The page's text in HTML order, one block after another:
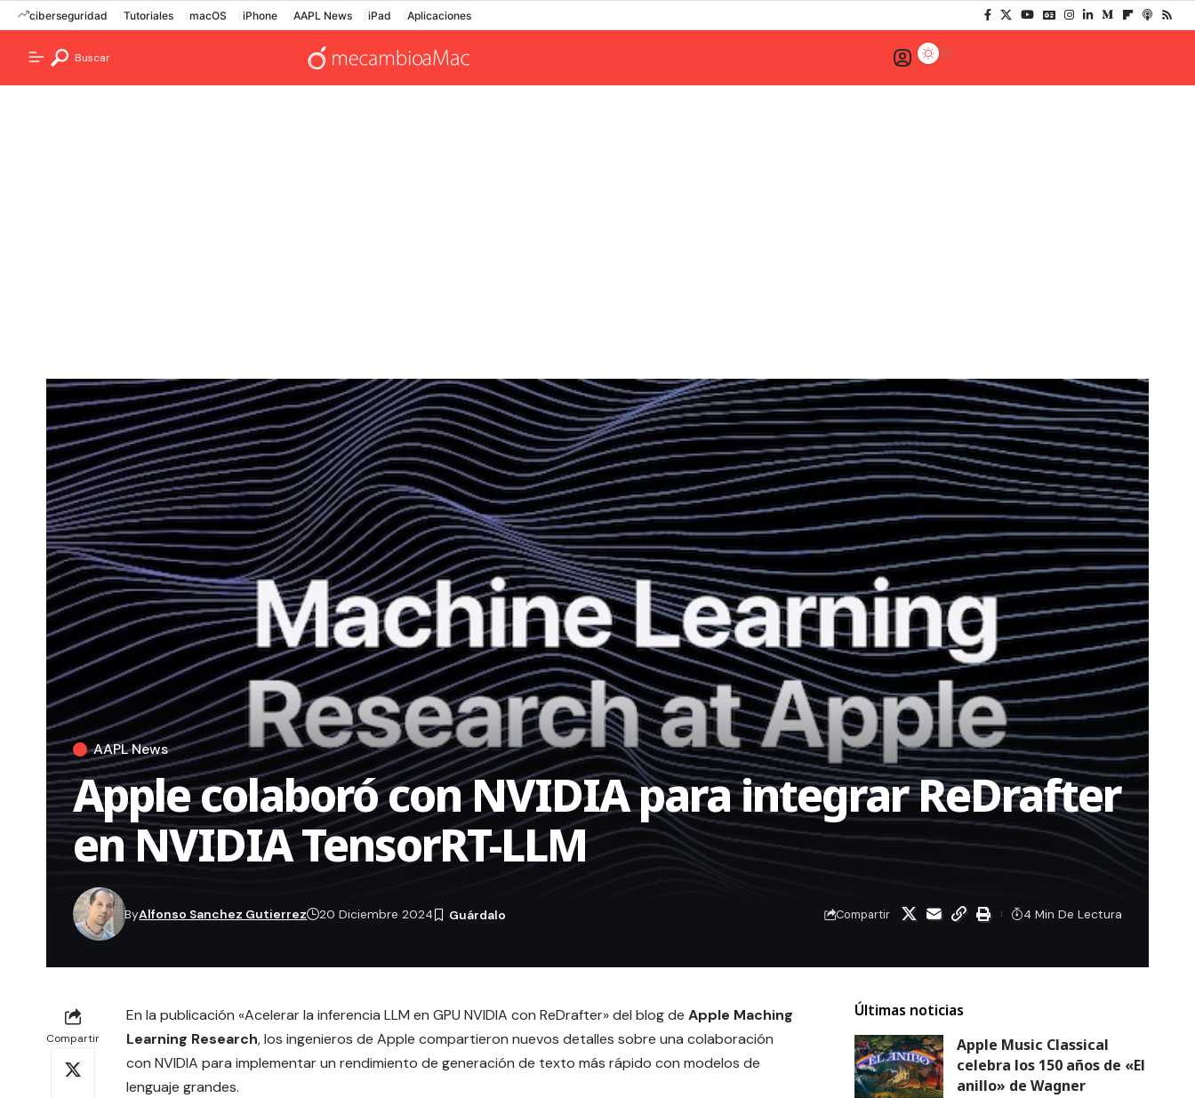
ciberseguridad Tutoriales macOS iPhone AAPL News iPad Aplicaciones
Buscar
AAPL News
Apple colaboró ​​con NVIDIA para integrar ReDrafter
en NVIDIA TensorRT-LLM
ByAlfonso Sanchez Gutierrez 20 Diciembre 2024 Compartir 4 Min De Lectura
Compartir
En la publicación «Acelerar la inferencia LLM en GPU NVIDIA con ReDrafter» del blog de Apple Maching
Learning Research, los ingenieros de Apple compartieron nuevos detalles sobre una colaboración
con NVIDIA para implementar un rendimiento de generación de texto más rápido con modelos de
lenguaje grandes.
Últimas noticias
Apple Music Classical
celebra los 150 años de «El
anillo» de Wagner